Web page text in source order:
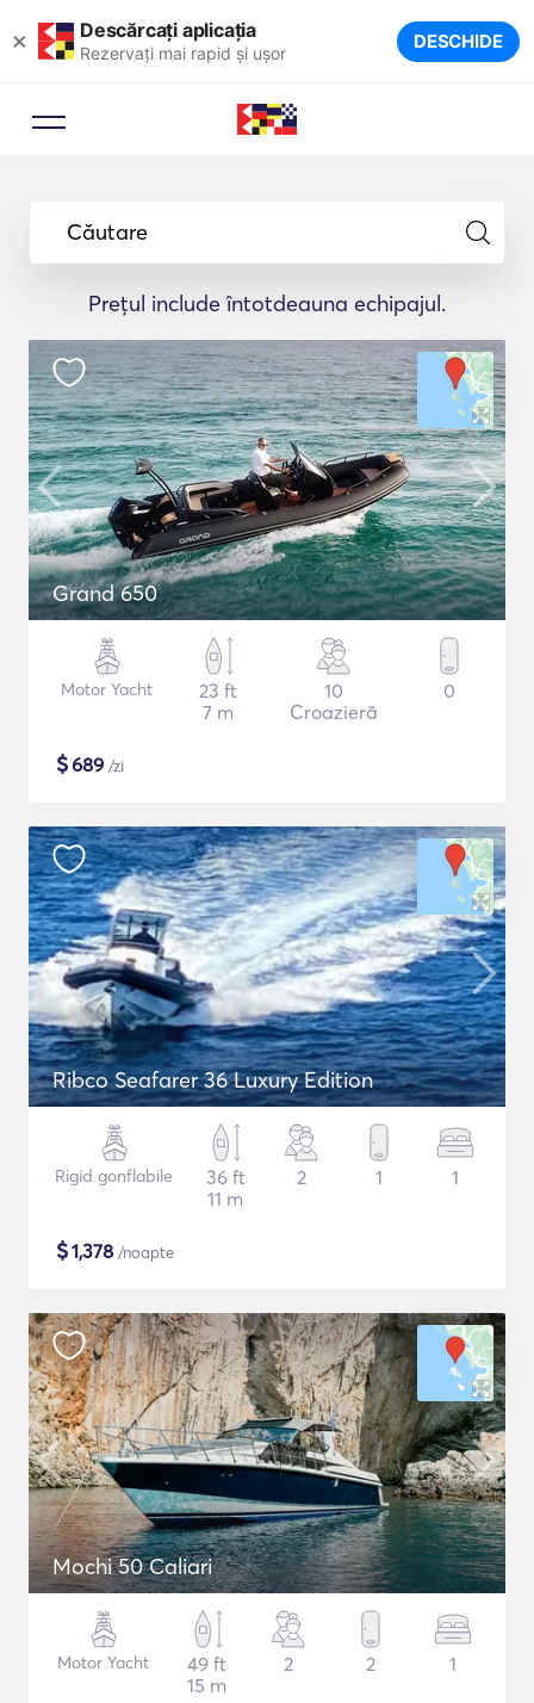
× Descărcați aplicația
Rezervați mai rapid și ușor DESCHIDE
Căutare
Prețul include întotdeauna echipajul.
Grand 650
Motor Yacht
23 ft
7 m
10
Croazieră
0
$689 /zi
Ribco Seafarer 36 Luxury Edition
Rigid gonflabile
36 ft
11 m
2 1 1
$1,378 /noapte
Mochi 50 Caliari
Motor Yacht
49 ft
15 m
2 2 1